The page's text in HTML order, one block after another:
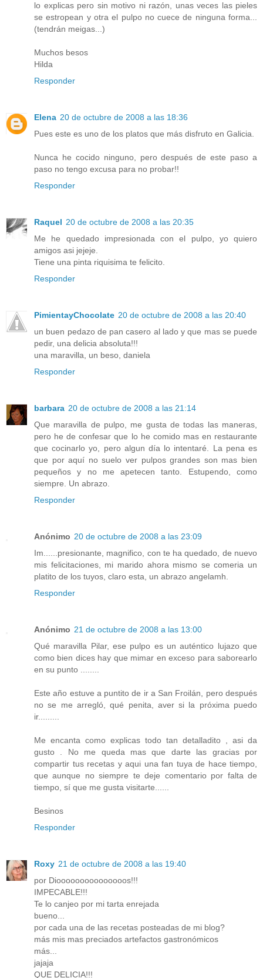
lo explicas pero sin motivo ni razón, unas veces las pieles
se estropean y otra el pulpo no cuece de ninguna forma...
(tendrán meigas...)
Muchos besos
Hilda
Responder
Elena 20 de octubre de 2008 a las 18:36
Pues este es uno de los platos que más disfruto en Galicia.
Nunca he cocido ninguno, pero después de este paso a
paso no tengo excusa para no probar!!
Responder
Raquel 20 de octubre de 2008 a las 20:35
Me he quedado impresionada con el pulpo, yo quiero
amigos asi jejeje.
Tiene una pinta riquisima te felicito.
Responder
PimientayChocolate 20 de octubre de 2008 a las 20:40
un buen pedazo de pan casero al lado y que mas se puede
pedir, una delicia absoluta!!!
una maravilla, un beso, daniela
Responder
barbara 20 de octubre de 2008 a las 21:14
Que maravilla de pulpo, me gusta de todas las maneras,
pero he de confesar que lo he comido mas en restaurante
que cocinarlo yo, pero algun día lo intentaré. La pena es
que por aquí no suelo ver pulpos grandes son mas bien
pequeños y no me apetecen tanto. Estupendo, como
siempre. Un abrazo.
Responder
Anónimo 20 de octubre de 2008 a las 23:09
Im......presionante, magnifico, con te ha quedado, de nuevo
mis felicitaciones, mi marido ahora mismo se comeria un
platito de los tuyos, claro esta, un abrazo angelamh.
Responder
Anónimo 21 de octubre de 2008 a las 13:00
Qué maravilla Pilar, ese pulpo es un auténtico lujazo que
como bien dices hay que mimar en exceso para saborearlo
en su punto ........
Este año estuve a puntito de ir a San Froilán, pero después
no se me arregló, qué penita, aver si la próxima puedo
ir.........
Me encanta como explicas todo tan detalladito , asi da
gusto . No me queda mas que darte las gracias por
compartir tus recetas y aqui una fan tuya de hace tiempo,
que aunque no siempre te deje comentario por falta de
tiempo, sí que me gusta visitarte......
Besinos
Responder
Roxy 21 de octubre de 2008 a las 19:40
por Diooooooooooooooos!!!
IMPECABLE!!!
Te lo canjeo por mi tarta enrejada
bueno...
por cada una de las recetas posteadas de mi blog?
más mis mas preciados artefactos gastronómicos
más...
jajaja
QUE DELICIA!!!